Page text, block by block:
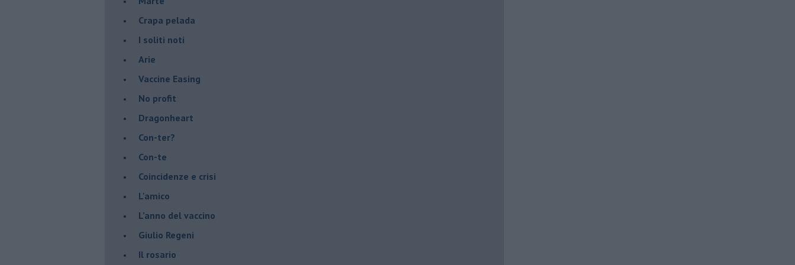
​Crapa pelada
​I soliti noti
Arie
​Vaccine Easing
No profit
Dragonheart
Con-ter?
​Con-te
Coincidenze e crisi
L'amico
​L’anno del vaccino
Giulio Regeni
​Il rosario